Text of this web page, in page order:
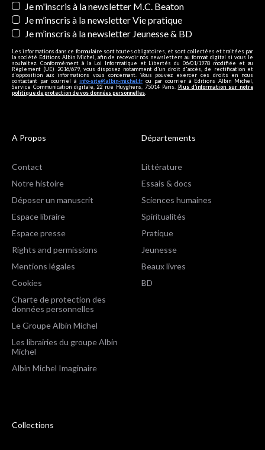
Je m'inscris à la newsletter M.C. Beaton
Je m’inscris à la newsletter Vie pratique
Je m’inscris à la newsletter Jeunesse & BD
Les informations dans ce formulaire sont toutes obligatoires, et sont collectées et traitées par
la société Editions Albin Michel, afin de recevoir nos newsletters au format digital si vous le
souhaitez. Conformément à la Loi Informatique et Libertés du 06/01/1978 modifiée et au
Règlement (UE) 2016/679, vous disposez notamment d'un droit d'accès, de rectification et
d’opposition aux informations vous concernant. Vous pouvez exercer ces droits en nous
contactant par courriel à info-site@albin-michel.fr ou par courrier à Editions Albin Michel,
Service Communication digitale, 22 rue Huyghens, 75014 Paris. Plus d’information sur notre
politique de protection de vos données personnelles.
A Propos
Contact
Notre histoire
Déposer un manuscrit
Espace libraire
Espace presse
Rights and permissions
Mentions légales
Cookies
Charte de protection des
données personnelles
Le Groupe Albin Michel
Les librairies du groupe Albin
Michel
Albin Michel Imaginaire
Départements
Littérature
Essais & docs
Sciences humaines
Spiritualités
Pratique
Jeunesse
Beaux livres
BD
Collections